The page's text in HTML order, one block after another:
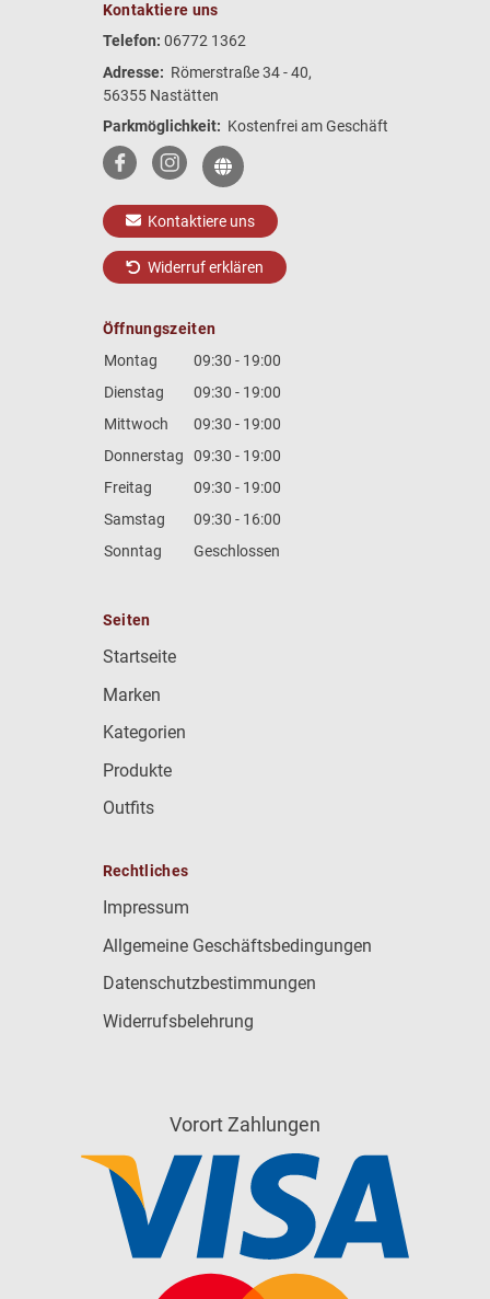
Kontaktiere uns
Telefon: 06772 1362
Adresse: Römerstraße 34 - 40,
56355 Nastätten
Parkmöglichkeit: Kostenfrei am Geschäft
Kontaktiere uns
Widerruf erklären
Öffnungszeiten
Montag
09:30 - 19:00
Dienstag
09:30 - 19:00
Mittwoch
09:30 - 19:00
Donnerstag
09:30 - 19:00
Freitag
09:30 - 19:00
Samstag
09:30 - 16:00
Sonntag
Geschlossen
Seiten
Startseite
Marken
Kategorien
Produkte
Outfits
Rechtliches
Impressum
Allgemeine Geschäftsbedingungen
Datenschutzbestimmungen
Widerrufsbelehrung
Vorort Zahlungen